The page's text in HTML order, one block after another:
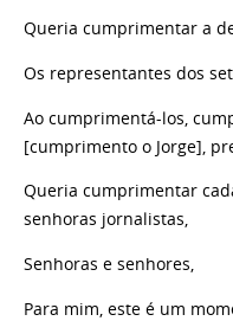
Queria cumprimentar a
Os representantes dos
Ao cumprimentá-los,
[cumprimento o Jorge],
Queria cumprimentar
senhoras jornalistas,
Senhoras e senhores,
Para mim, este é um